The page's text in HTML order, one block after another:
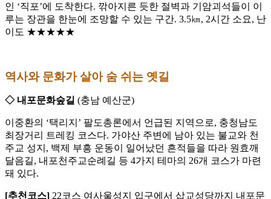
인 ‘직포’에 도착한다. 깎아지른 듯한 절벽과 기암괴석들이 이
루는 장관을 한눈에 조망할 수 있는 구간. 3.5㎞, 2시간 소요, 난
이도 ★★★★★
역사와 문화가 살아 숨 쉬는 옛길
◇ 내포문화숲길 (충남 예산군)
이중환의 ‘택리지’ 팔도총론에서 언급된 지역으로, 충청남도
최장거리 트레킹 코스다. 가야산 주변에 남아 있는 불교와 천
주교 성지, 백제 부흥 운동이 일어났던 흔적들을 따라 원효깨
달음길, 내포천주교순례길 등 4가지 테마의 26개 코스가 마련
돼 있다.
[추천코스] 22코스 여사울성지 입구에서 삽교성당까지 내포문